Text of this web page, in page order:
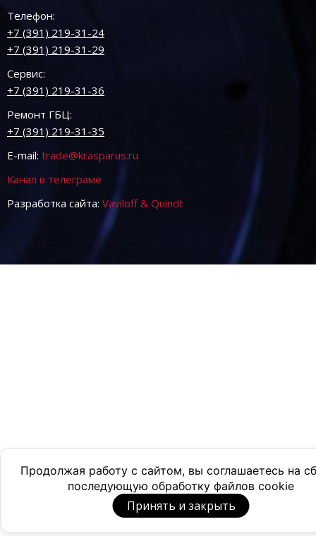
Продолжая работу с сайтом, вы соглашаетесь на
последующую обработку файлов cookie
Принять и закрыть
Телефон:
+7 (391) 219-31-24
+7 (391) 219-31-29
Сервис:
+7 (391) 219-31-36
Ремонт ГБЦ:
+7 (391) 219-31-35
E-mail: trade@krasparus.ru
Канал в телеграме
Разработка сайта: Vaviloff & Quindt